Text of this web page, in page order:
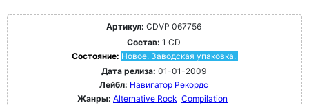
Артикул: CDVP 067756
Состав: 1 CD
Состояние: Новое. Заводская упаковка.
Дата релиза: 01-01-2009
Лейбл: Навигатор Рекордс
Жанры: Alternative Rock Compilation